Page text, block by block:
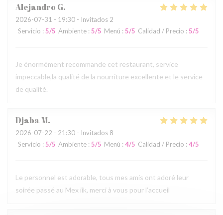
Alejandro G
2026-07-31 - 19:30 - Invitados 2
Servicio : 5/5 Ambiente : 5/5 Menú : 5/5 Calidad / Precio : 5/5
Je énormément recommande cet restaurant, service
impeccable,la qualité de la nourriture excellente et le service
de qualité.
DjabaM
2026-07-22 - 21:30 - Invitados 8
Servicio : 5/5 Ambiente : 5/5 Menú : 4/5 Calidad / Precio : 4/5
Le personnel est adorable, tous mes amis ont adoré leur
soirée passé au Mex iik, merci à vous pour l’accueil